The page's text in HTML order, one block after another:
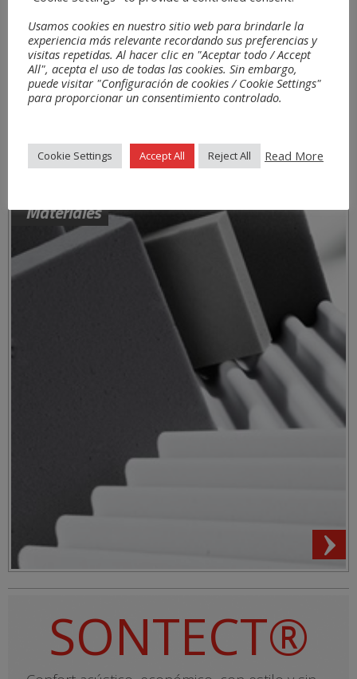
Materiales
SONTECT®
Usamos cookies en nuestro sitio web para brindarle la
experiencia más relevante recordando sus preferencias y
visitas repetidas. Al hacer clic en "Aceptar todo / Accept
All", acepta el uso de todas las cookies. Sin embargo,
puede visitar "Configuración de cookies / Cookie Settings"
para proporcionar un consentimiento controlado.
Cookie Settings Accept All Reject All Read More